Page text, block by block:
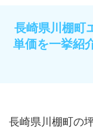
長崎県川棚町
単価を一挙紹
長崎県川棚町の